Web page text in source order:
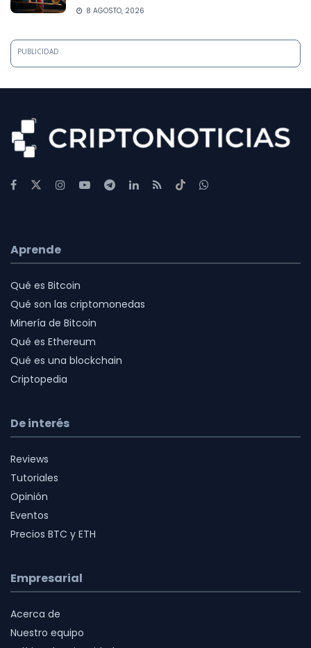
8 AGOSTO, 2026
PUBLICIDAD
Aprende
Qué es Bitcoin
Qué son las criptomonedas
Minería de Bitcoin
Qué es Ethereum
Qué es una blockchain
Criptopedia
De interés
Reviews
Tutoriales
Opinión
Eventos
Precios BTC y ETH
Empresarial
Acerca de
Nuestro equipo